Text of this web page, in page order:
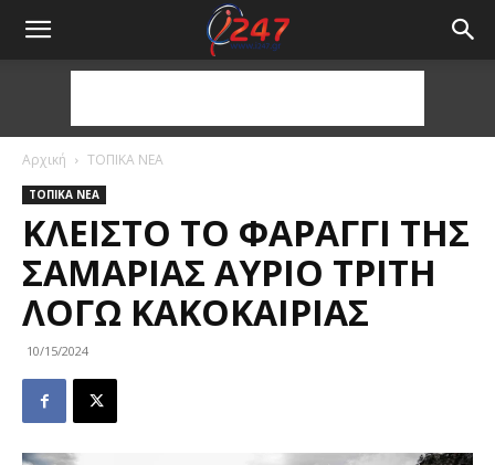
Αρχική ΤΟΠΙΚΑ ΝΕΑ
ΤΟΠΙΚΑ ΝΕΑ
ΚΛΕΙΣΤΌ ΤΟ ΦΑΡΆΓΓΙ ΤΗΣ
ΣΑΜΑΡΙΆΣ ΑΎΡΙΟ ΤΡΊΤΗ
ΛΌΓΩ ΚΑΚΟΚΑΙΡΊΑΣ
10/15/2024